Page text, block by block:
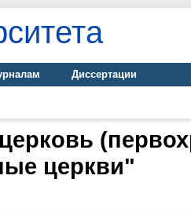
Диссертации
церкви"